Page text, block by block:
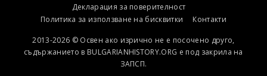
Декларация за поверителност
Политика за използване на бисквитки
Контакти
2013-2026 © Освен ако изрично не е посочено друго,
съдържанието в BULGARIANHISTORY.ORG е под закрила на
ЗАПСП.